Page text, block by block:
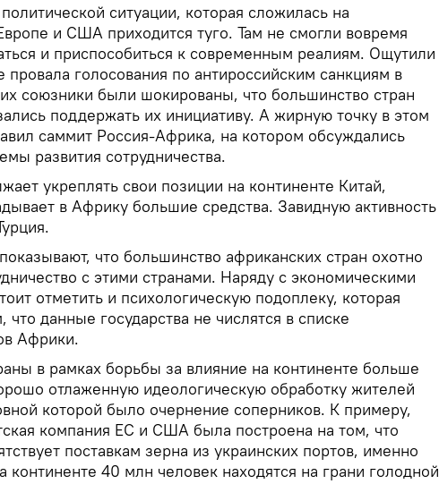
ситуации, которая сложилась на
и США приходится туго. Там не смогли вовремя
и приспособиться к современным реалиям. Ощутили
провала голосования по антироссийским санкциям в
союзники были шокированы, что большинство стран
поддержать их инициативу. А жирную точку в этом
саммит Россия-Африка, на котором обсуждались
развития сотрудничества.
укреплять свои позиции на континенте Китай,
в Африку большие средства. Завидную активность
что большинство африканских стран охотно
с этими странами. Наряду с экономическими
отметить и психологическую подоплеку, которая
что данные государства не числятся в списке
Африки.
в рамках борьбы за влияние на континенте больше
отлаженную идеологическую обработку жителей
которой было очернение соперников. К примеру,
компания ЕС и США была построена на том, что
поставкам зерна из украинских портов, именно
континенте 40 млн человек находятся на грани голодной